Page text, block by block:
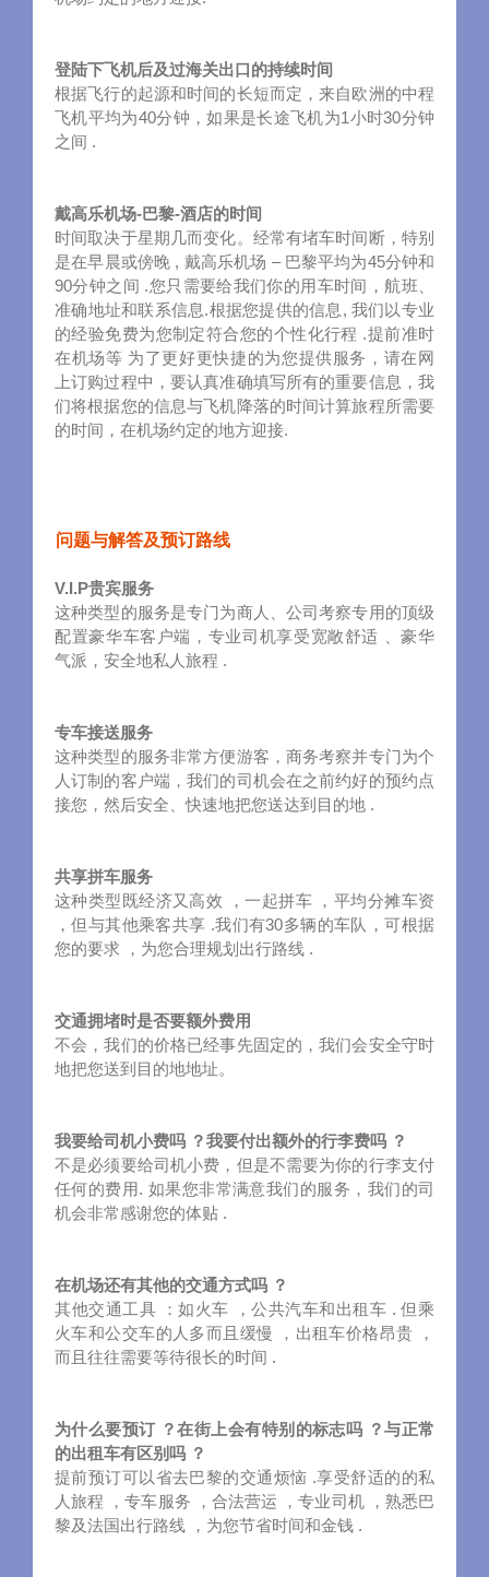
登陆下飞机后及过海关出口的持续时间
根据飞行的起源和时间的长短而定，来自欧洲的中程
飞机平均为40分钟，如果是长途飞机为1小时30分钟
之间 .
戴高乐机场-巴黎-酒店的时间
时间取决于星期几而变化。经常有堵车时间断，特别
是在早晨或傍晚 , 戴高乐机场 – 巴黎平均为45分钟和
90分钟之间 .您只需要给我们你的用车时间，航班、
准确地址和联系信息.根据您提供的信息, 我们以专业
的经验免费为您制定符合您的个性化行程 .提前准时
在机场等 为了更好更快捷的为您提供服务，请在网
上订购过程中，要认真准确填写所有的重要信息，我
们将根据您的信息与飞机降落的时间计算旅程所需要
的时间，在机场约定的地方迎接.
问题与解答及预订路线
V.I.P贵宾服务
这种类型的服务是专门为商人、公司考察专用的顶级
配置豪华车客户端，专业司机享受宽敞舒适 、豪华
气派，安全地私人旅程 .
专车接送服务
这种类型的服务非常方便游客，商务考察并专门为个
人订制的客户端，我们的司机会在之前约好的预约点
接您，然后安全、快速地把您送达到目的地 .
共享拼车服务
这种类型既经济又高效 ，一起拼车 ，平均分摊车资
，但与其他乘客共享 .我们有30多辆的车队，可根据
您的要求 ，为您合理规划出行路线 .
交通拥堵时是否要额外费用
不会，我们的价格已经事先固定的，我们会安全守时
地把您送到目的地地址。
我要给司机小费吗 ？我要付出额外的行李费吗 ？
不是必须要给司机小费，但是不需要为你的行李支付
任何的费用. 如果您非常满意我们的服务，我们的司
机会非常感谢您的体贴 .
在机场还有其他的交通方式吗 ？
其他交通工具 ：如火车 ，公共汽车和出租车 . 但乘
火车和公交车的人多而且缓慢 ，出租车价格昂贵 ，
而且往往需要等待很长的时间 .
为什么要预订 ？在街上会有特别的标志吗 ？与正常
的出租车有区别吗 ？
提前预订可以省去巴黎的交通烦恼 .享受舒适的的私
人旅程 ，专车服务 ，合法营运 ，专业司机 ，熟悉巴
黎及法国出行路线 ，为您节省时间和金钱 .